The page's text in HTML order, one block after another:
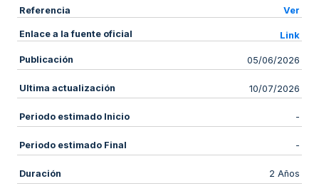
Referencia Ver
Enlace a la fuente oficial Link
Publicación 05/06/2026
Ultima actualización 10/07/2026
Periodo estimado Inicio -
Periodo estimado Final -
Duración 2 Años